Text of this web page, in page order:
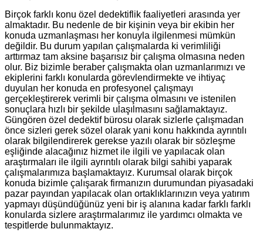
Birçok farklı konu özel dedektiflik faaliyetleri arasında yer
almaktadır. Bu nedenle de bir kişinin veya bir ekibin her
konuda uzmanlaşması her konuyla ilgilenmesi mümkün
değildir. Bu durum yapılan çalışmalarda ki verimliliği
arttırmaz tam aksine başarısız bir çalışma olmasına neden
olur. Biz bizimle beraber çalışmakta olan uzmanlarımızı ve
ekiplerini farklı konularda görevlendirmekte ve ihtiyaç
duyulan her konuda en profesyonel çalışmayı
gerçekleştirerek verimli bir çalışma olmasını ve istenilen
sonuçlara hızlı bir şekilde ulaşılmasını sağlamaktayız.
Güngören özel dedektif bürosu olarak sizlerle çalışmadan
önce sizleri gerek sözel olarak yani konu hakkında ayrıntılı
olarak bilgilendirerek gerekse yazılı olarak bir sözleşme
eşliğinde alacağınız hizmet ile ilgili ve yapılacak olan
araştırmaları ile ilgili ayrıntılı olarak bilgi sahibi yaparak
çalışmalarımıza başlamaktayız. Kurumsal olarak birçok
konuda bizimle çalışarak firmanızın durumundan piyasadaki
pazar payından yapılacak olan ortaklıklarınızın veya yatırım
yapmayı düşündüğünüz yeni bir iş alanına kadar farklı farklı
konularda sizlere araştırmalarımız ile yardımcı olmakta ve
tespitlerde bulunmaktayız.